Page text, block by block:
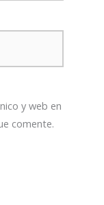
y web en
comente.